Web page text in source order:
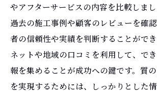
やアフターサービスの内容を比較しまし
過去の施工事例や顧客のレビューを確
者の信頼性や実績を判断することがで
ネットや地域の口コミを利用して、で
報を集めることが成功への鍵です。質
を実現するためには、しっかりとした